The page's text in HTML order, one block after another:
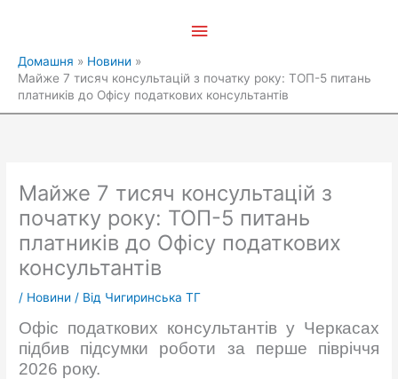
Домашня
Новини
Майже 7 тисяч консультацій з початку року: ТОП-5 питань
платників до Офісу податкових консультантів
Майже 7 тисяч консультацій з
початку року: ТОП-5 питань
платників до Офісу податкових
консультантів
/ Новини / Від Чигиринська ТГ
Офіс податкових консультантів у Черкасах
підбив підсумки роботи за перше півріччя
2026 року.